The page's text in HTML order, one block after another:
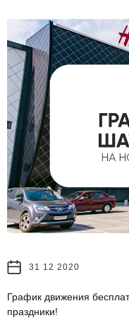
31 12 2020
График движения
праздники!